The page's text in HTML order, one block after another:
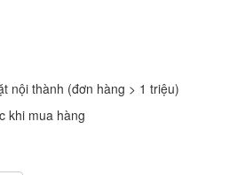
nội thành (đơn hàng > 1 triệu)
khi mua hàng